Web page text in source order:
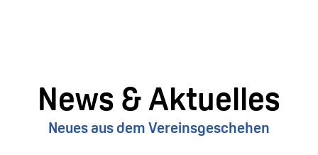
News & Aktuelles
Neues aus dem Vereinsgeschehen